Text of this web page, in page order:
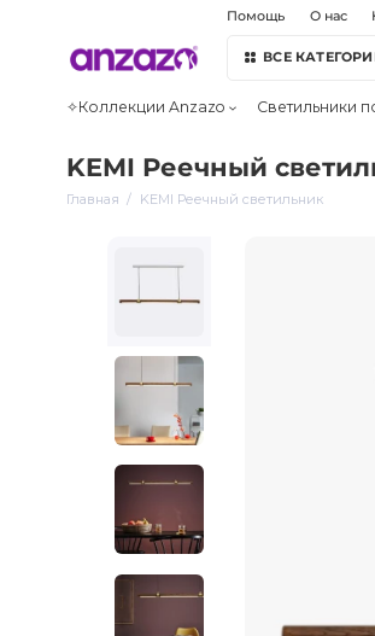
Помощь О нас
ВСЕ
✧Коллекции Anzazo Светильники
KEMI Реечный
Главная KEMI Реечный светильник